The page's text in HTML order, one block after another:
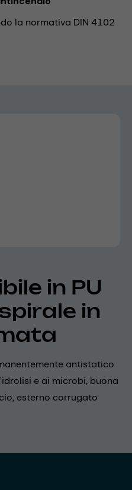
la normativa DIN 4102
in PU
in
antistatico
e ai microbi, buona
esterno corrugato